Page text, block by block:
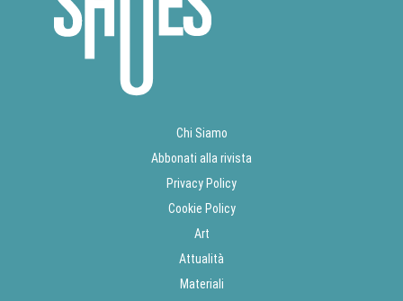
Chi Siamo
Abbonati alla rivista
Privacy Policy
Cookie Policy
Art
Attualità
Materiali